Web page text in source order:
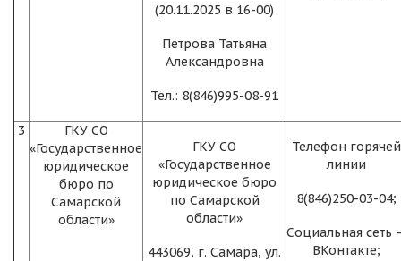
(20.11.2025 в 16-00)
Петрова Татьяна
Александровна
Тел.: 8(846)995-08-91
3
ГКУ СО
«Государственное
юридическое
бюро по
Самарской
области»
ГКУ СО
«Государственное
юридическое бюро
по Самарской
области»
443069, г. Самара, ул.
Телефон горячей
линии
8(846)250-03-04;
Социальная сеть
ВКонтакте;